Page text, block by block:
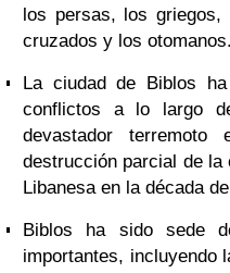
los persas, los
cruzados y los otomanos.
La ciudad de Biblos
conflictos a lo largo
devastador
destrucción parcial de la
Libanesa en la década
Biblos ha sido sede
importantes, incluyendo